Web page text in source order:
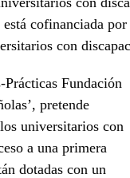
cofinanciada
con
Prácticas Fundación
pretende
universitarios con
a una primera
dotadas con un